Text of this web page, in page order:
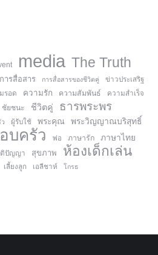
media The Truth
การสื่อสาร การสื่อสารของชีวิตคู่ ข่าวประเสริฐ
รอด ความรัก ความสัมพันธ์ ความสำเร็จ
ชัยชนะ ชีวิตคู่ ธารพระพร
ผู้รับใช้ พระคุณ
พระวิญญาณบริสุทธิ์
บครัว พ่อ ภาษารัก ภาษาไทย
ติปัญญา สุขภาพ ห้องเด็กเล่น
เลี้ยงลูก เอลีชาห์ โกรธ